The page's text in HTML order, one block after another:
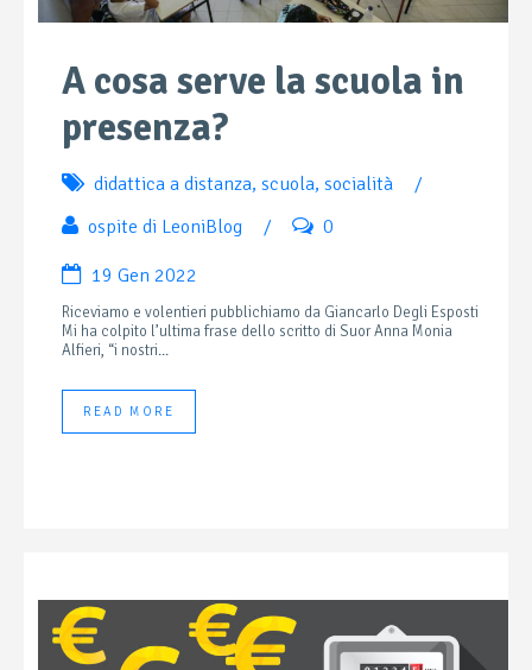
A cosa serve la scuola in
presenza?
didattica a distanza, scuola, socialità
/
ospite di LeoniBlog
/ 0
19 Gen 2022
Riceviamo e volentieri pubblichiamo da Giancarlo Degli Esposti
Mi ha colpito l’ultima frase dello scritto di Suor Anna Monia
Alfieri, “i nostri...
READ MORE